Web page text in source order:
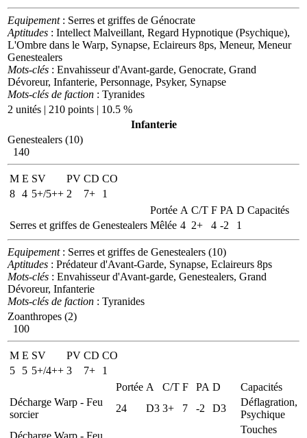
Equipement: Serres et griffes de Génocrate
Aptitudes : Intellect Malveillant, Regard Hypnotique (Psychique),
L'Ombre dans le Warp, Synapse, Eclaireurs 8ps, Meneur, Meneur
Genestealers
Mots-clés : Envahisseur d'Avant-garde, Genocrate, Grand
Dévoreur, Infanterie, Personnage, Psyker, Synapse
Mots-clés de faction : Tyranides
2 unités | 210 points | 10.5 %
Infanterie
Genestealers (10)
140
M E SV PV CD CO
8 4 5+/5++ 2 7+
1
Portée A C/T F PA D Capacités
Serres et griffes de Genestealers Mêlée 4 2+ 4 -2 1
Equipement: Serres et griffes de Genestealers (10)
Aptitudes : Prédateur d'Avant-Garde, Synapse, Eclaireurs 8ps
Mots-clés : Envahisseur d'Avant-garde, Genestealers, Grand
Dévoreur, Infanterie
Mots-clés de faction : Tyranides
Zoanthropes (2)
100
M E SV PV CD CO
5
5 5+/4++ 3 7+
1
Portée A C/T F PA D
Capacités
Décharge Warp - Feu
sorcier
24 D3 3+ 7 -2 D3
Déflagration,
Psychique
Décharge Warp - Feu
Touches